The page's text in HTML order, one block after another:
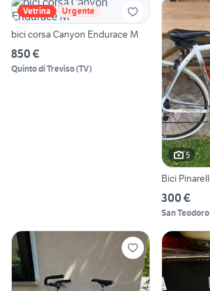
Vetrina Urgente
bici corsa Canyon Endurace M
850 €
Quinto di Treviso(TV)
5
300 €
San Teodoro